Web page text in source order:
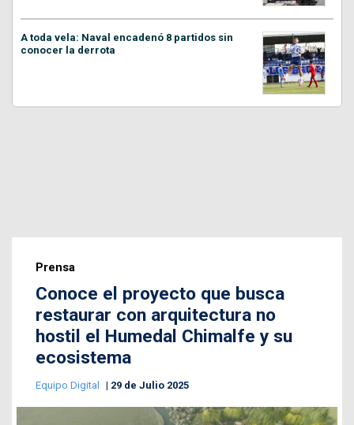
A toda vela: Naval encadenó 8 partidos sin
conocer la derrota
Prensa
Conoce el proyecto que busca
restaurar con arquitectura no
hostil el Humedal Chimalfe y su
ecosistema
Equipo Digital 29 de Julio 2025